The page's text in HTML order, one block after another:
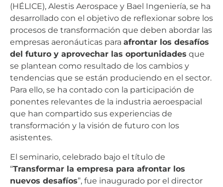
(HÉLICE), Alestis Aerospace y Bael Ingeniería, se ha
desarrollado con el objetivo de reflexionar sobre los
procesos de transformación que deben abordar las
empresas aeronáuticas para afrontar los desafíos
del futuro y aprovechar las oportunidades que
se plantean como resultado de los cambios y
tendencias que se están produciendo en el sector.
Para ello, se ha contado con la participación de
ponentes relevantes de la industria aeroespacial
que han compartido sus experiencias de
transformación y la visión de futuro con los
asistentes.
El seminario, celebrado bajo el título de
“Transformar la empresa para afrontar los
nuevos desafíos”, fue inaugurado por el director